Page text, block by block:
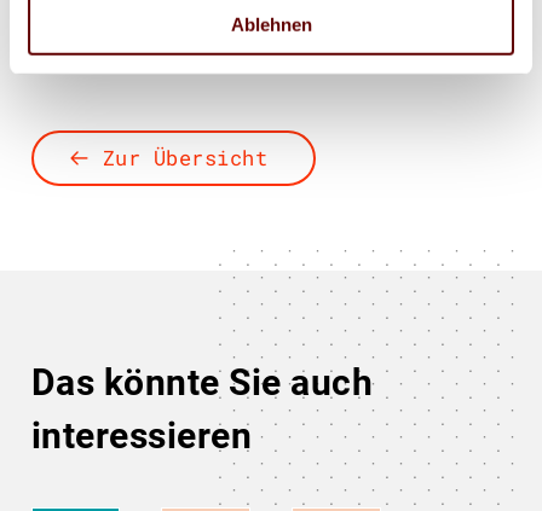
Ablehnen
0341 86859 0
0172 7979885
Zur Übersicht
Das könnte Sie auch
interessieren